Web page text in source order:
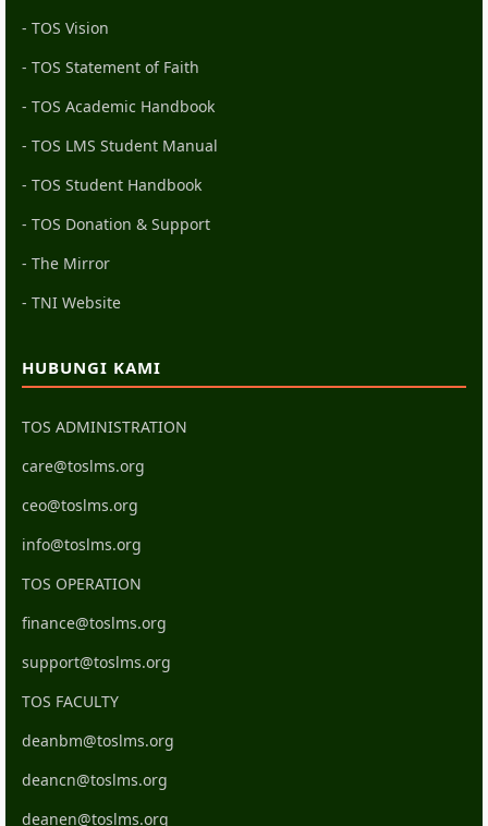
- TOS Vision
- TOS Statement of Faith
- TOS Academic Handbook
- TOS LMS Student Manual
- TOS Student Handbook
- TOS Donation & Support
- The Mirror
- TNI Website
HUBUNGI KAMI
TOS ADMINISTRATION
care@toslms.org
ceo@toslms.org
info@toslms.org
TOS OPERATION
finance@toslms.org
support@toslms.org
TOS FACULTY
deanbm@toslms.org
deancn@toslms.org
deanen@toslms.org